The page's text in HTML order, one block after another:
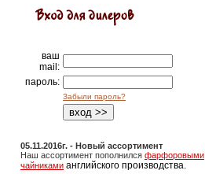
ваш
mail:
пароль:
Забыли пароль?
05.11.2016г. - Новый ассортимент
Наш ассортимент пополнился фарфоровыми
чайниками английского производства.